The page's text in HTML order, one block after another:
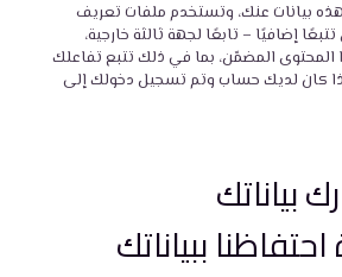
بيانات عنك، وتستخدم ملفات تعريف
إضافيًا – تابعًا لجهة ثالثة خارجية،
المحتوى المضمّن، بما في ذلك تتبع تفاعلك
كان لديك حساب وتم تسجيل دخولك إلى
بياناتك
ببياناتك